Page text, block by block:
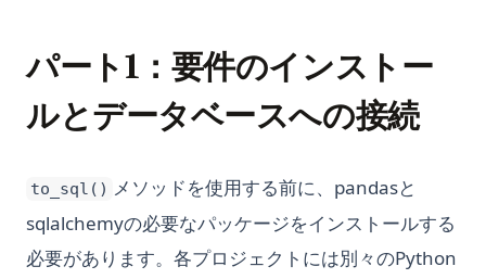
パート1：要件のインストー
ルとデータベースへの接続
to_sql() メソッドを使用する前に、pandasと
sqlalchemyの必要なパッケージをインストールする
必要があります。各プロジェクトには別々のPython